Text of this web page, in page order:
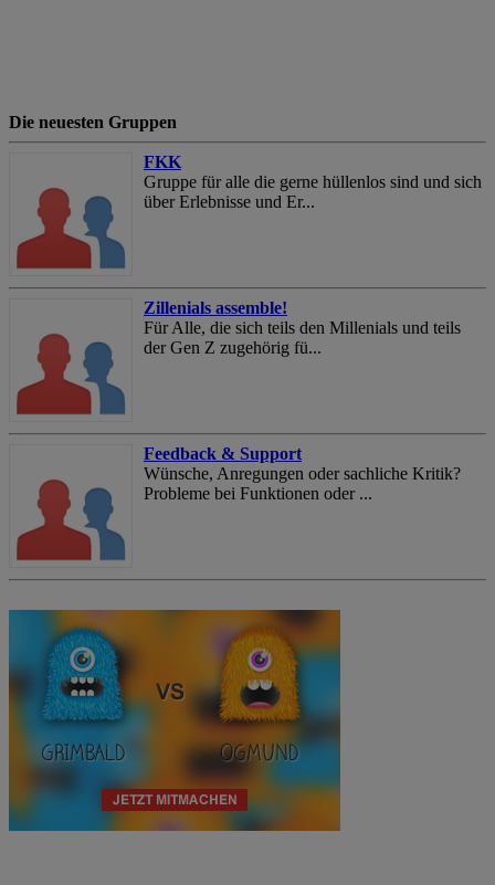
Die neuesten Gruppen
FKK
Gruppe für alle die gerne hüllenlos sind und sich
über Erlebnisse und Er...
Zillenials assemble!
Für Alle, die sich teils den Millenials und teils
der Gen Z zugehörig fü...
Feedback & Support
Wünsche, Anregungen oder sachliche Kritik?
Probleme bei Funktionen oder ...